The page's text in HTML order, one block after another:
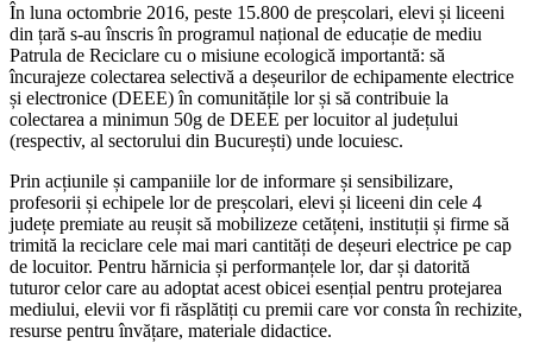
În luna octombrie 2016, peste 15.800 de preșcolari, elevi și liceeni
din țară s-au înscris în programul național de educație de mediu
Patrula de Reciclare cu o misiune ecologică importantă: să
încurajeze colectarea selectivă a deșeurilor de echipamente electrice
și electronice (DEEE) în comunitățile lor și să contribuie la
colectarea a minimun 50g de DEEE per locuitor al județului
(respectiv, al sectorului din București) unde locuiesc.
Prin acțiunile și campaniile lor de informare și sensibilizare,
profesorii și echipele lor de preșcolari, elevi și liceeni din cele 4
județe premiate au reușit să mobilizeze cetățeni, instituții și firme să
trimită la reciclare cele mai mari cantități de deșeuri electrice pe cap
de locuitor. Pentru hărnicia și performanțele lor, dar și datorită
tuturor celor care au adoptat acest obicei esențial pentru protejarea
mediului, elevii vor fi răsplătiți cu premii care vor consta în rechizite,
resurse pentru învățare, materiale didactice.